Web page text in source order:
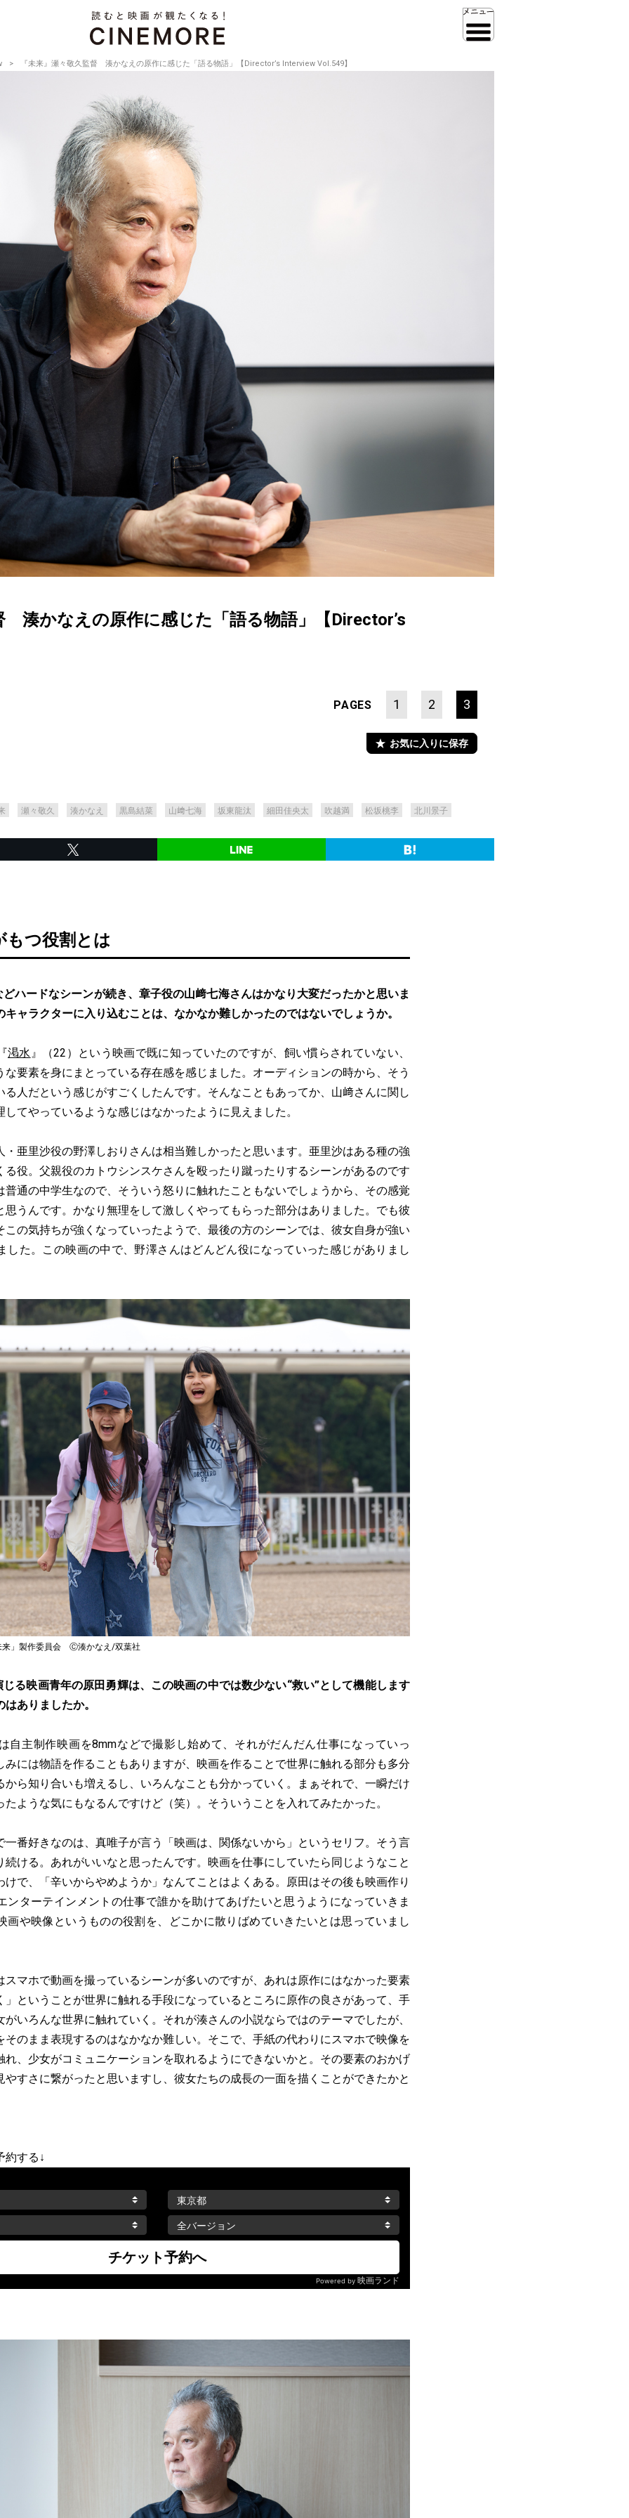
『未来』瀬々敬久監督 湊かなえの原作に感じた「語る物語」【Director’s Interview Vol.549】
湊かなえの原作に感じた「語る物語」【Director’s
PAGES 1 2 3
お気に入りに保存
瀬々敬久 湊かなえ 黒島結菜 山﨑七海 坂東龍汰 細田佳央太 吹越満 松坂桃李 北川景子
もつ役割とは
ハードなシーンが続き、章子役の山﨑七海さんはかなり大変だったかと思いま
ャラクターに入り込むことは、なかなか難しかったのではないでしょうか。
渇水 』（22）という映画で既に知っていたのですが、飼い慣らされていない、
な要素を身にまとっている存在感を感じました。オーディションの時から、そう
る人だという感じがすごくしたんです。そんなこともあってか、山﨑さんに関し
してやっているような感じはなかったように見えました。
・亜里沙役の野澤しおりさんは相当難しかったと思います。亜里沙はある種の強
る役。父親役のカトウシンスケさんを殴ったり蹴ったりするシーンがあるのです
普通の中学生なので、そういう怒りに触れたこともないでしょうから、その感覚
思うんです。かなり無理をして激しくやってもらった部分はありました。でも彼
この気持ちが強くなっていったようで、最後の方のシーンでは、彼女自身が強い
した。この映画の中で、野澤さんはどんどん役になっていった感じがありまし
来」製作委員会 Ⓒ湊かなえ/双葉社
る映画青年の原田勇輝は、この映画の中では数少ない“救い”として機能します
ありましたか。
自主制作映画を8mmなどで撮影し始めて、それがだんだん仕事になっていっ
みには物語を作ることもありますが、映画を作ることで世界に触れる部分も多分
から知り合いも増えるし、いろんなことも分かっていく。まぁそれで、一瞬だけ
ような気にもなるんですけど（笑）。そういうことを入れてみたかった。
一番好きなのは、真唯子が言う「映画は、関係ないから」というセリフ。そう言
続ける。あれがいいなと思ったんです。映画を仕事にしていたら同じようなこと
けで、「辛いからやめようか」なんてことはよくある。原田はその後も映画作り
ンターテインメントの仕事で誰かを助けてあげたいと思うようになっていきま
画や映像というものの役割を、どこかに散りばめていきたいとは思っていまし
スマホで動画を撮っているシーンが多いのですが、あれは原作にはなかった要素
」ということが世界に触れる手段になっているところに原作の良さがあって、手
いろんな世界に触れていく。それが湊さんの小説ならではのテーマでしたが、
そのまま表現するのはなかなか難しい。そこで、手紙の代わりにスマホで映像を
れ、少女がコミュニケーションを取れるようにできないかと。その要素のおかげ
やすさに繋がったと思いますし、彼女たちの成長の一面を描くことができたかと
約する↓